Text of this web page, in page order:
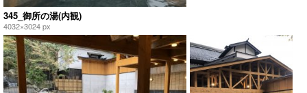
345_御所の湯(内観)
4032×3024 px